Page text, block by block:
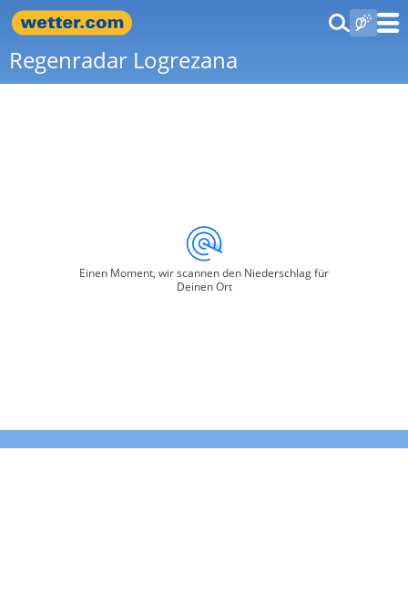
Regenradar Logrezana
Einen Moment, wir scannen den Niederschlag für
Deinen Ort